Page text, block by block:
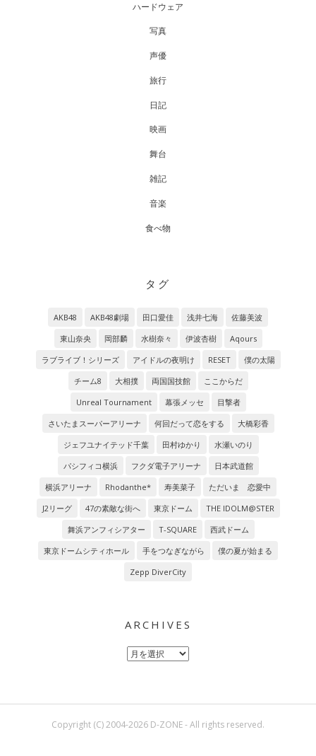
ハードウェア
写真
声優
旅行
日記
映画
舞台
雑記
音楽
食べ物
タグ
AKB48 AKB48劇場 田口愛佳 浅井七海
佐藤美波
東山奈央
岡部麟 水樹奈々 伊波杏樹
Aqours
ラブライブ！シリーズ
アイドルの夜明け RESET
僕の太陽
チーム8
大相撲 両国国技館
ここからだ
Unreal Tournament
幕張メッセ
目撃者
さいたまスーパーアリーナ
何回だって恋をする
大橋彩香
ジェフユナイテッド千葉
田村ゆかり
水瀬いのり
パシフィコ横浜
フクダ電子アリーナ
日本武道館
横浜アリーナ
Rhodanthe* 寿美菜子
ただいま 恋愛中
J2リーグ
47の素敵な街へ 東京ドーム
THE IDOLM@STER
舞浜アンフィシアター
T-SQUARE
西武ドーム
東京ドームシティホール
手をつなぎながら
僕の夏が始まる
Zepp DiverCity
ARCHIVES
Archives
Copyright (C) 2004-2026 D-ZONE - All rights reserved.